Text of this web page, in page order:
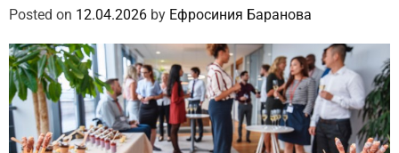
Posted on 12.04.2026 by Ефросиния Баранова